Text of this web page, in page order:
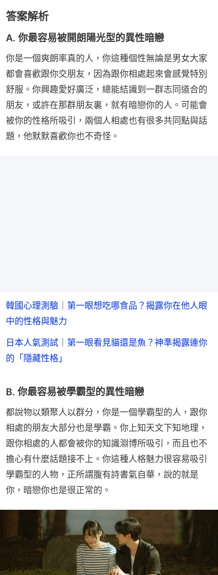
答案解析
A. 你最容易被開朗陽光型的異性暗戀
你是一個爽朗率真的人，你這種個性無論是男女大家
都會喜歡跟你交朋友，因為跟你相處起來會感覺特別
舒服。你興趣愛好廣泛，總能結識到一群志同道合的
朋友，或許在那群朋友裏，就有暗戀你的人。可能會
被你的性格所吸引，兩個人相處也有很多共同點與話
題，他默默喜歡你也不奇怪。
韓國心理測驗｜第一眼想吃哪食品？揭露你在他人眼
中的性格與魅力
日本人氣測試｜第一眼看見貓還是魚？神準揭露連你
的「隱藏性格」
B. 你最容易被學霸型的異性暗戀
都說物以類聚人以群分，你是一個學霸型的人，跟你
相處的朋友大部分也是學霸。你上知天文下知地理，
跟你相處的人都會被你的知識淵博所吸引，而且也不
擔心有什麼話題接不上。你這種人格魅力很容易吸引
學霸型的人物，正所謂腹有詩書氣自華，說的就是
你，暗戀你也是很正常的。